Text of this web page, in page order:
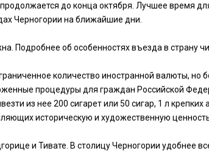
до конца октября. Лучшее время
Черногории на ближайшие дни.
Подробнее об особенностях въезда в страну
количество иностранной валюты,
процедуры для граждан Российской
из нее 200 сигарет или 50 сигар, 1 л
историческую и художественную
и Тивате. В столицу Черногории удобнее